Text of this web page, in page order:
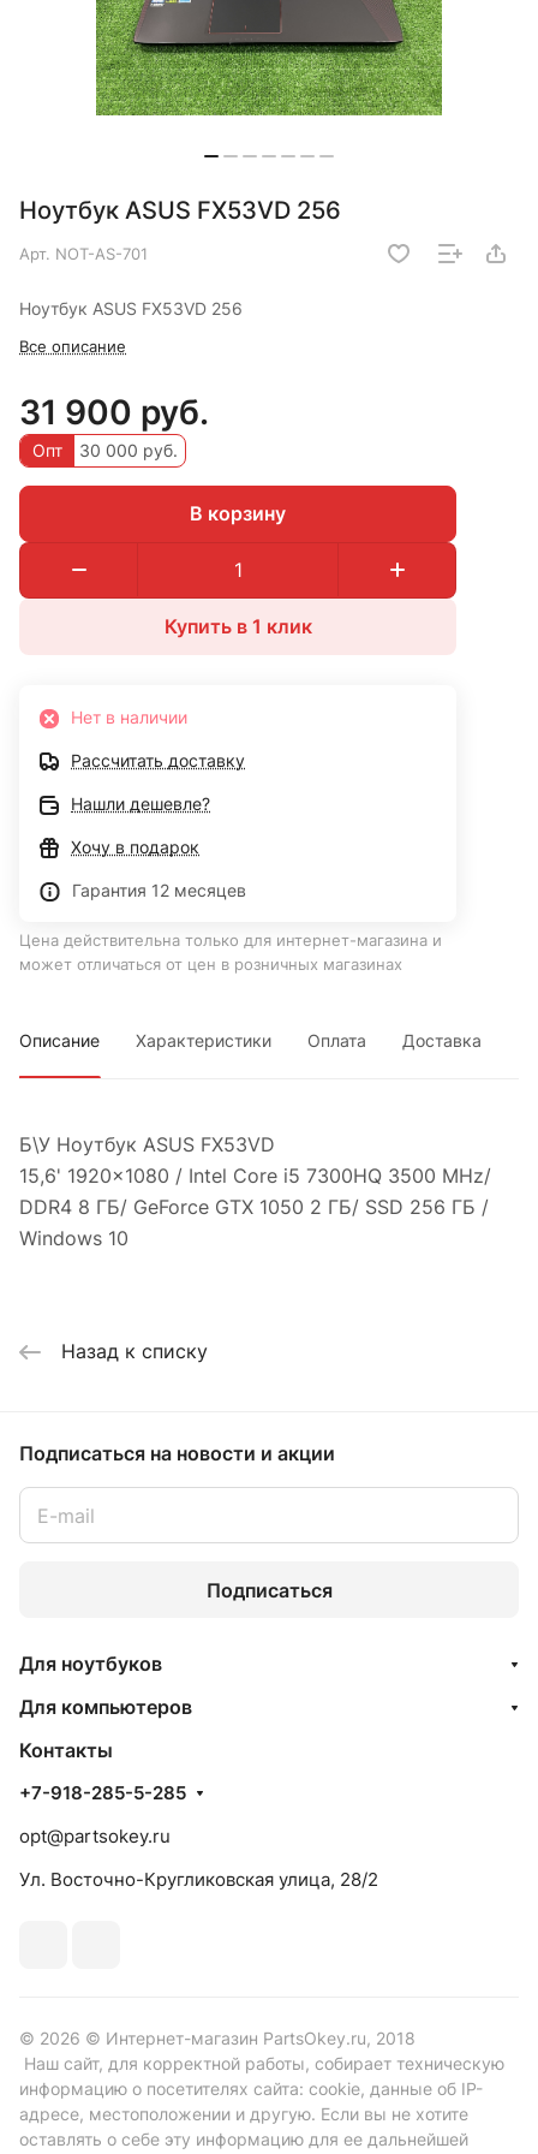
Ноутбук ASUS FX53VD 256
Арт. NOT-AS-701
Ноутбук ASUS FX53VD 256
Все описание
31 900 руб.
Опт 30 000 руб.
В корзину
Купить в 1 клик
Нет в наличии
Рассчитать доставку
Нашли дешевле?
Хочу в подарок
Гарантия 12 месяцев
Цена действительна только для интернет-магазина и
может отличаться от цен в розничных магазинах
Описание Характеристики Оплата Доставка
Б\У Ноутбук ASUS FX53VD
15,6' 1920x1080 / Intel Core i5 7300HQ 3500 MHz/
DDR4 8 ГБ/ GeForce GTX 1050 2 ГБ/ SSD 256 ГБ /
Windows 10
Назад к списку
Подписаться на новости и акции
Подписаться
Для ноутбуков
Для компьютеров
Контакты
+7-918-285-5-285
opt@partsokey.ru
Ул. Восточно-Кругликовская улица, 28/2
© 2026 © Интернет-магазин PartsOkey.ru, 2018
Наш сайт, для корректной работы, собирает техническую
информацию о посетителях сайта: cookie, данные об IP-
адресе, местоположении и другую. Если вы не хотите
оставлять о себе эту информацию для ее дальнейшей